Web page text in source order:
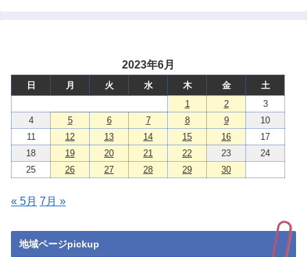
2023年6月
日 月 火 水 木 金
土
1
2
3
4
5 6 7 8 9
10
11
12 13 14 15 16
17
18
19 20 21 22 23
24
25
26 27 28 29 30
« 5月 7月 »
地域ページpickup